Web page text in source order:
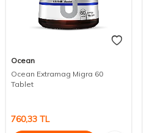
Ocean
Ocean Extramag Migra 60
Tablet
760,33 TL